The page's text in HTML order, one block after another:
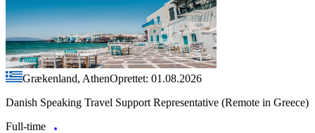
Grækenland, AthenOprettet: 01.08.2026
Danish Speaking Travel Support Representative (Remote in Greece)
Full-time